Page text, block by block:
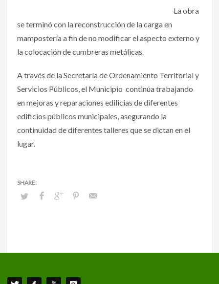
La obra
se terminó con la reconstrucción de la carga en
mampostería a fin de no modificar el aspecto externo y
la colocación de cumbreras metálicas.
A través de la Secretaría de Ordenamiento Territorial y
Servicios Públicos, el Municipio continúa trabajando
en mejoras y reparaciones edilicias de diferentes
edificios públicos municipales, asegurando la
continuidad de diferentes talleres que se dictan en el
lugar.